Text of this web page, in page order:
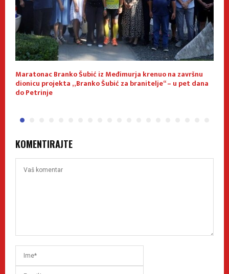
Maratonac Branko Šubić iz Međimurja krenuo na završnu
dionicu projekta „Branko Šubić za branitelje“ – u pet dana
do Petrinje
KOMENTIRAJTE